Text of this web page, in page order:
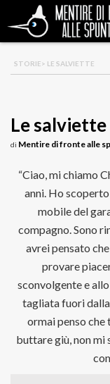
STORIE> LE SALVIETTE
Le salviette
di Mentire di fronte alle
“Ciao, mi chiamo
anni. Ho
mobile del
compagno. Sono
avrei pensato
provare
sconvolgente e
tagliata fuori
ormai penso che
buttare giù, non mi